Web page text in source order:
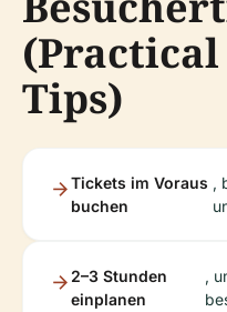
Tips)
Tickets im Voraus
buchen
,
2–3 Stunden
einplanen
,